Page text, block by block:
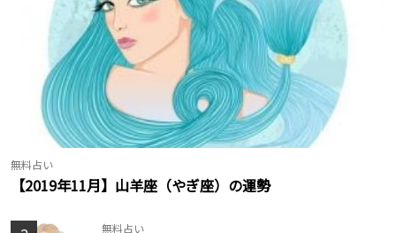
無料占い
【2019年11月】山羊座（やぎ座）の運勢
無料占い